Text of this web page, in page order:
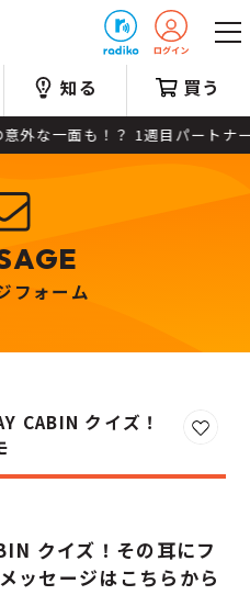
知る 買う
も！？ 1週目パート
フォーム
CABIN クイズ！
クイズ！その耳にフ
ッセージはこちらから